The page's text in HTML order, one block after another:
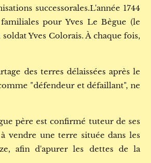
successorales.L'année 1744
pour Yves Le Bègue (le
Yves Colorais. À chaque fois,
des terres délaissées après le
"défendeur et défaillant", ne
père est confirmé tuteur de ses
vendre une terre située dans les
afin d'apurer les dettes de la